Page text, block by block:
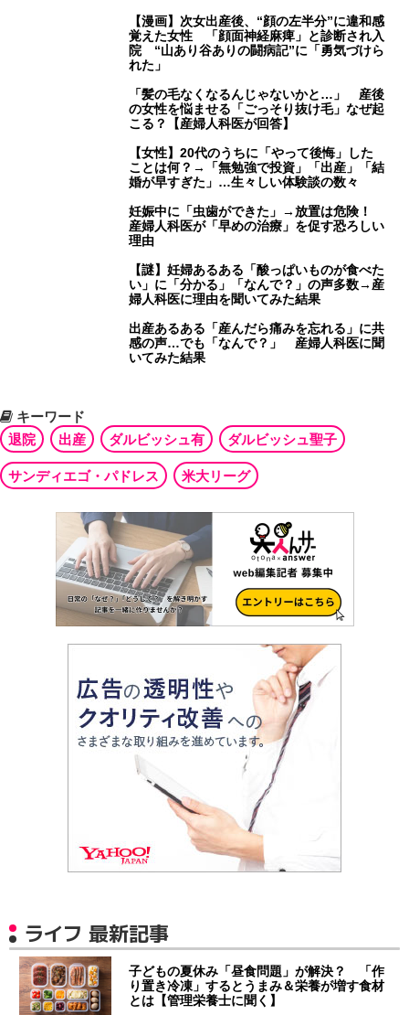
【漫画】次女出産後、“顔の左半分”に違和感
覚えた女性 「顔面神経麻痺」と診断され入
院 “山あり谷ありの闘病記”に「勇気づけら
れた」
「髪の毛なくなるんじゃないかと…」 産後
の女性を悩ませる「ごっそり抜け毛」なぜ起
こる？【産婦人科医が回答】
【女性】20代のうちに「やって後悔」した
ことは何？→「無勉強で投資」「出産」「結
婚が早すぎた」…生々しい体験談の数々
妊娠中に「虫歯ができた」→放置は危険！
産婦人科医が「早めの治療」を促す恐ろしい
理由
【謎】妊婦あるある「酸っぱいものが食べた
い」に「分かる」「なんで？」の声多数→産
婦人科医に理由を聞いてみた結果
出産あるある「産んだら痛みを忘れる」に共
感の声…でも「なんで？」 産婦人科医に聞
いてみた結果
キーワード
退院
出産 ダルビッシュ有 ダルビッシュ聖子
サンディエゴ・パドレス 米大リーグ
ライフ 最新記事
子どもの夏休み「昼食問題」が解決？ 「作
り置き冷凍」するとうまみ＆栄養が増す食材
とは【管理栄養士に聞く】